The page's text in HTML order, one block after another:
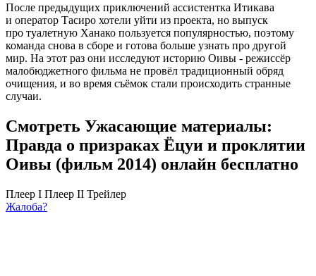
После предыдущих приключений ассистентка Итикава
и оператор Тасиро хотели уйти из проекта, но выпуск
про туалетную Ханако пользуется популярностью, поэтому
команда снова в сборе и готова больше узнать про другой
мир. На этот раз они исследуют историю Оивы - режиссёр
малобюджетного фильма не провёл традиционный обряд
очищения, и во время съёмок стали происходить странные
случаи.
Смотреть Ужасающие материалы:
Правда о призраках Ёцуи и проклятии
Оивы (фильм 2014) онлайн бесплатно
Плеер I Плеер II Трейлер
Жалоба?